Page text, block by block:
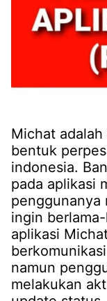
Michat
bentuk
indonesia.
pada aplikasi
penggunanya
ingin
aplikasi
namun
melakukan